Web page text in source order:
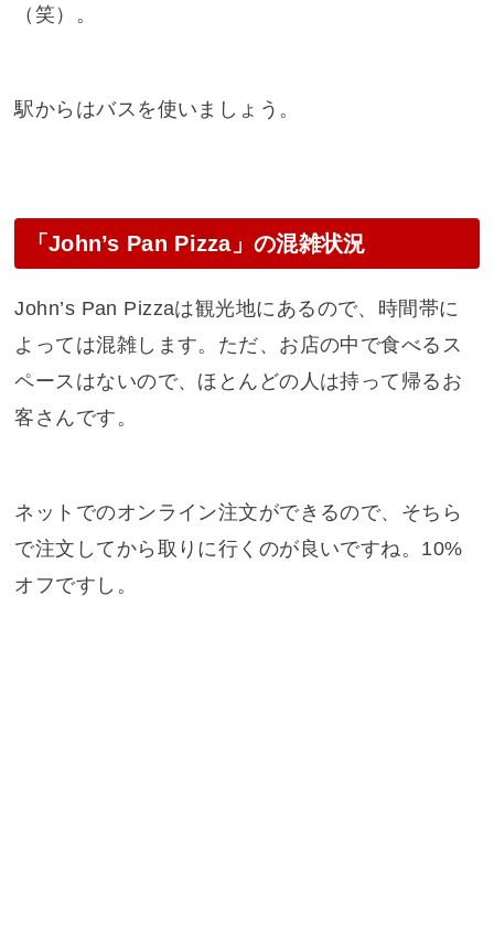
（笑）。
駅からはバスを使いましょう。
「John’s Pan Pizza」の混雑状況
John’s Pan Pizzaは観光地にあるので、時間帯に
よっては混雑します。ただ、お店の中で食べるス
ペースはないので、ほとんどの人は持って帰るお
客さんです。
ネットでのオンライン注文ができるので、そちら
で注文してから取りに行くのが良いですね。10%
オフですし。